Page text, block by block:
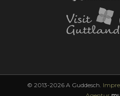
© 2013-2026 A Guddesch.